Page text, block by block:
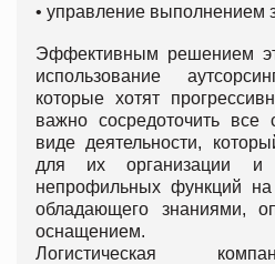
• управление выполнением
Эффективным решением
использование
которые хотят
важно сосредоточить
виде деятельности,
для их организации и
непрофильных функций на
обладающего знаниями,
оснащением.
Логистическая